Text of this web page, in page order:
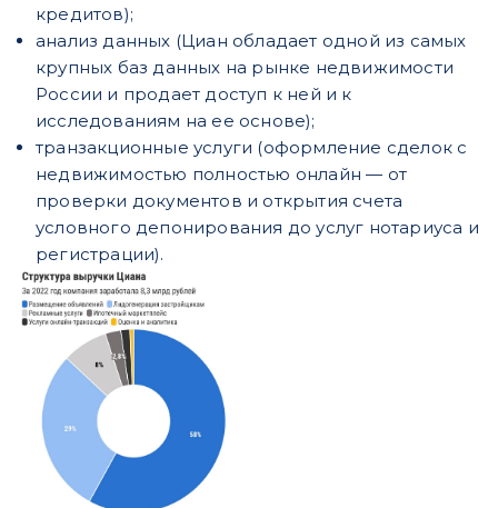
кредитов);
анализ данных (Циан обладает одной из самых
крупных баз данных на рынке недвижимости
России и продает доступ к ней и к
исследованиям на ее основе);
транзакционные услуги (оформление сделок с
недвижимостью полностью онлайн — от
проверки документов и открытия счета
условного депонирования до услуг нотариуса и
регистрации).